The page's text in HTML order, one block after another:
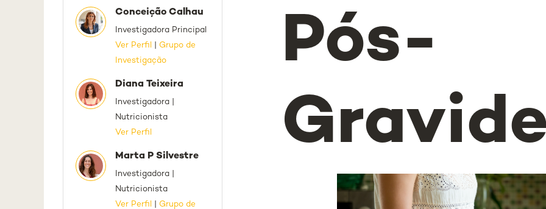
Pós-
Conceição Calhau
Investigadora Principal
Ver Perfil
Grupo de
Investigação
Diana Teixeira
Investigadora |
Nutricionista
Ver Perfil
Marta P Silvestre
Investigadora |
Nutricionista
Ver Perfil
Grupo de